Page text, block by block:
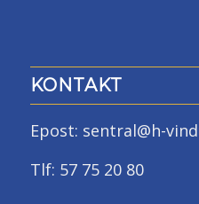
KONTAKT
Epost: sentral@h-
Tlf: 57 75 20 80